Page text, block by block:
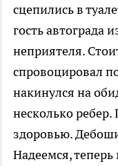
сцепились в
гость автограда
неприятеля.
спровоцировал
накинулся на
несколько
здоровью.
Надеемся,